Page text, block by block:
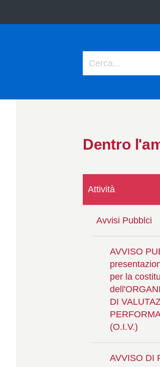
Dentro
Attività
Avvisi Pubblci
AVVISO
per la
DI
(O.I.V.)
AVVISO DI